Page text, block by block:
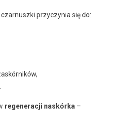
przyczynia się do:
regeneracji naskórka –